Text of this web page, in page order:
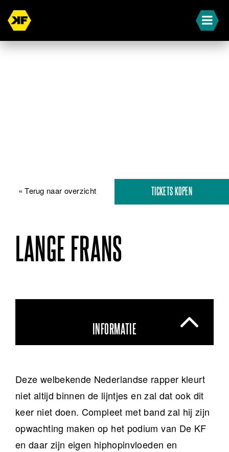
« Terug naar overzicht TICKETS KOPEN
LANGE FRANS
INFORMATIE
Deze welbekende Nederlandse rapper kleurt
niet altijd binnen de lijntjes en zal dat ook dit
keer niet doen. Compleet met band zal hij zijn
opwachting maken op het podium van De KF
en daar zijn eigen hiphopinvloeden en